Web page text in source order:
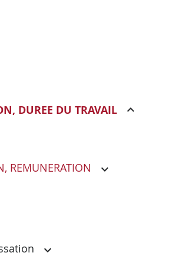
DUREE DU TRAVAIL
REMUNERATION